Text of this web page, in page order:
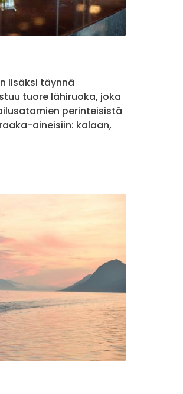
lisäksi täynnä
tuore lähiruoka, joka
perinteisistä
aineisiin: kalaan,